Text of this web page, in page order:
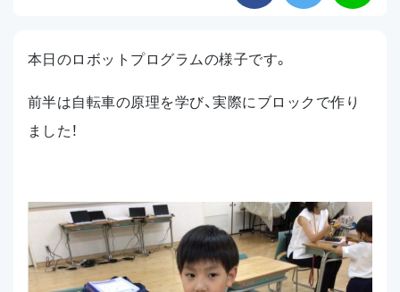
アクセス
本日のロボットプログラムの様子です。
前半は自転車の原理を学び、実際にブロックで作り
ました！